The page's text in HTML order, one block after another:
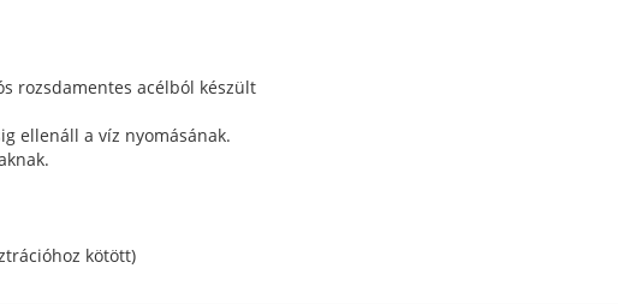
rozsdamentes acélból készült
ellenáll a víz nyomásának.
kötött)